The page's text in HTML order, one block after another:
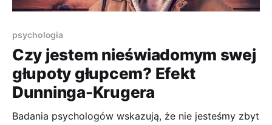
psychologia
Czy jestem nieświadomym swej
głupoty głupcem? Efekt
Dunninga-Krugera
Badania psychologów wskazują, że nie jesteśmy zbyt